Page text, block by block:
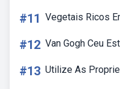
#11 Vegetais Ricos
#12 Van Gogh Ceu
#13 Utilize As